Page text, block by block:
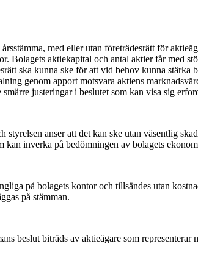
med eller utan företrädesrätt för
aktiekapital och antal aktier får med
ska kunna ske för att vid behov kunna stärka
genom apport motsvara aktiens
justeringar i beslutet som kan visa sig
anser att det kan ske utan väsentlig
inverka på bedömningen av bolagets
på bolagets kontor och tillsändes utan
på stämman.
beslut biträds av aktieägare som representerar